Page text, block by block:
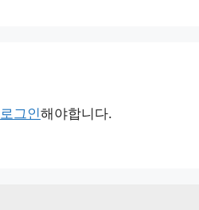
로그인해야합니다.